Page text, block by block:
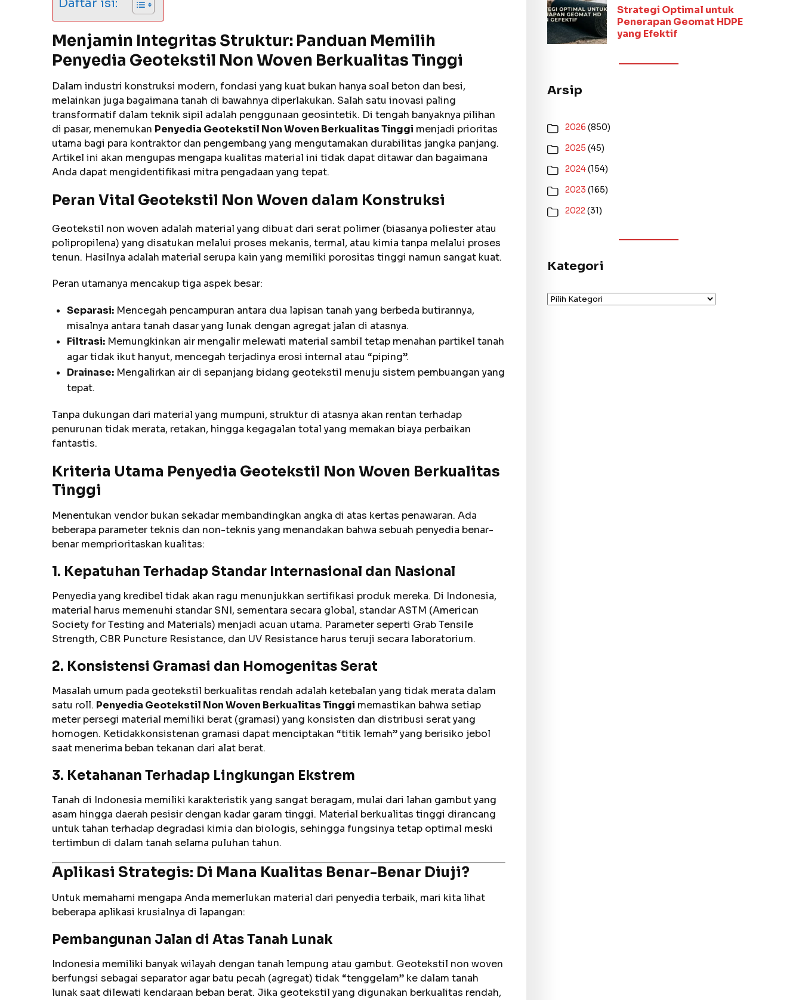
Daftar isi:
Menjamin Integritas Struktur: Panduan Memilih
Penyedia Geotekstil Non Woven Berkualitas Tinggi
Dalam industri konstruksi modern, fondasi yang kuat bukan hanya soal beton dan besi,
melainkan juga bagaimana tanah di bawahnya diperlakukan. Salah satu inovasi paling
transformatif dalam teknik sipil adalah penggunaan geosintetik. Di tengah banyaknya pilihan
di pasar, menemukan Penyedia Geotekstil Non Woven Berkualitas Tinggi menjadi prioritas
utama bagi para kontraktor dan pengembang yang mengutamakan durabilitas jangka panjang.
Artikel ini akan mengupas mengapa kualitas material ini tidak dapat ditawar dan bagaimana
Anda dapat mengidentifikasi mitra pengadaan yang tepat.
Peran Vital Geotekstil Non Woven dalam Konstruksi
Geotekstil non woven adalah material yang dibuat dari serat polimer (biasanya poliester atau
polipropilena) yang disatukan melalui proses mekanis, termal, atau kimia tanpa melalui proses
tenun. Hasilnya adalah material serupa kain yang memiliki porositas tinggi namun sangat kuat.
Peran utamanya mencakup tiga aspek besar:
Separasi: Mencegah pencampuran antara dua lapisan tanah yang berbeda butirannya,
misalnya antara tanah dasar yang lunak dengan agregat jalan di atasnya.
Filtrasi: Memungkinkan air mengalir melewati material sambil tetap menahan partikel tanah
agar tidak ikut hanyut, mencegah terjadinya erosi internal atau “piping”.
Drainase: Mengalirkan air di sepanjang bidang geotekstil menuju sistem pembuangan yang
tepat.
Tanpa dukungan dari material yang mumpuni, struktur di atasnya akan rentan terhadap
penurunan tidak merata, retakan, hingga kegagalan total yang memakan biaya perbaikan
fantastis.
Kriteria Utama Penyedia Geotekstil Non Woven Berkualitas
Tinggi
Menentukan vendor bukan sekadar membandingkan angka di atas kertas penawaran. Ada
beberapa parameter teknis dan non-teknis yang menandakan bahwa sebuah penyedia benar-
benar memprioritaskan kualitas:
1. Kepatuhan Terhadap Standar Internasional dan Nasional
Penyedia yang kredibel tidak akan ragu menunjukkan sertifikasi produk mereka. Di Indonesia,
material harus memenuhi standar SNI, sementara secara global, standar ASTM (American
Society for Testing and Materials) menjadi acuan utama. Parameter seperti Grab Tensile
Strength, CBR Puncture Resistance, dan UV Resistance harus teruji secara laboratorium.
2. Konsistensi Gramasi dan Homogenitas Serat
Masalah umum pada geotekstil berkualitas rendah adalah ketebalan yang tidak merata dalam
satu roll. Penyedia Geotekstil Non Woven Berkualitas Tinggi memastikan bahwa setiap
meter persegi material memiliki berat (gramasi) yang konsisten dan distribusi serat yang
homogen. Ketidakkonsistenan gramasi dapat menciptakan “titik lemah” yang berisiko jebol
saat menerima beban tekanan dari alat berat.
3. Ketahanan Terhadap Lingkungan Ekstrem
Tanah di Indonesia memiliki karakteristik yang sangat beragam, mulai dari lahan gambut yang
asam hingga daerah pesisir dengan kadar garam tinggi. Material berkualitas tinggi dirancang
untuk tahan terhadap degradasi kimia dan biologis, sehingga fungsinya tetap optimal meski
tertimbun di dalam tanah selama puluhan tahun.
Aplikasi Strategis: Di Mana Kualitas Benar-Benar Diuji?
Untuk memahami mengapa Anda memerlukan material dari penyedia terbaik, mari kita lihat
beberapa aplikasi krusialnya di lapangan:
Pembangunan Jalan di Atas Tanah Lunak
Indonesia memiliki banyak wilayah dengan tanah lempung atau gambut. Geotekstil non woven
berfungsi sebagai separator agar batu pecah (agregat) tidak “tenggelam” ke dalam tanah
lunak saat dilewati kendaraan beban berat. Jika geotekstil yang digunakan berkualitas rendah,
Strategi Optimal untuk
Penerapan Geomat HDPE
yang Efektif
Arsip
2026 (850)
2025 (45)
2024(154)
2023 (165)
2022(31)
Kategori
Kategori